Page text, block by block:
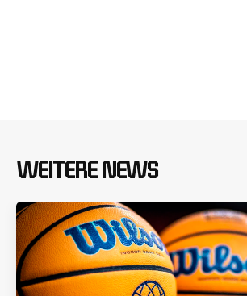
WEITERE NEWS